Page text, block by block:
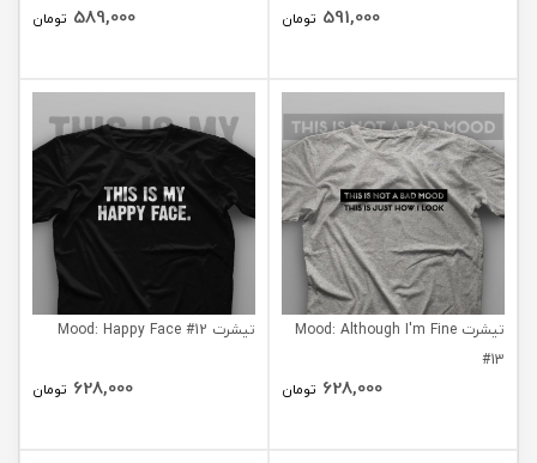
591,000 تومان 589,000 تومان
تیشرت Mood: Although I'm Fine
#13
628,000 تومان
تیشرت Mood: Happy Face #12
628,000 تومان